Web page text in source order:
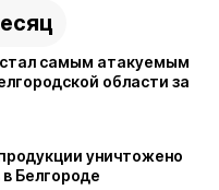
стал самым атакуемым
области за
уничтожено
Белгороде